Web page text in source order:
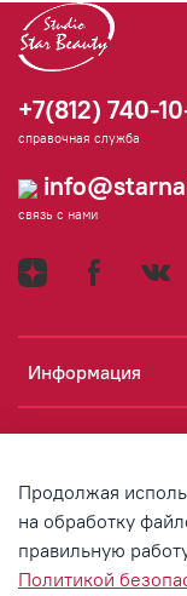
Информация
Аккаунт
+7(812) 740-
справочная служба
связь с нами
Продолжая
на обработку
правильную
Политикой